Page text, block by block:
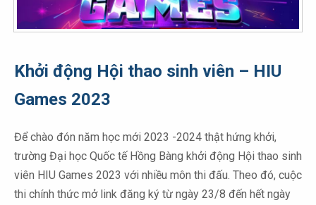
Khởi động Hội thao sinh viên – HIU
Games 2023
Để chào đón năm học mới 2023 -2024 thật hứng khởi,
trường Đại học Quốc tế Hồng Bàng khởi động Hội thao sinh
viên HIU Games 2023 với nhiều môn thi đấu. Theo đó, cuộc
thi chính thức mở link đăng ký từ ngày 23/8 đến hết ngày